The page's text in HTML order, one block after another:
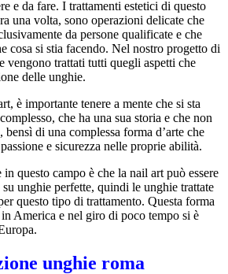
e da fare. I trattamenti estetici di questo
una volta, sono operazioni delicate che
da persone qualificate e che
cosa si stia facendo. Nel nostro progetto di
vengono trattati tutti quegli aspetti che
delle unghie.
è importante tenere a mente che si sta
che ha una sua storia e che non
di una complessa forma d’arte che
e sicurezza nelle proprie abilità.
questo campo è che la nail art può essere
su unghie perfette, quindi le unghie trattate
questo tipo di trattamento. Questa forma
in America e nel giro di poco tempo si è
unghie roma